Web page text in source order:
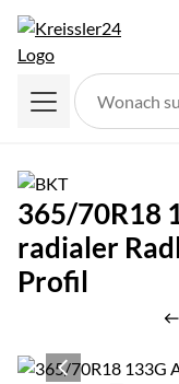
365/70R18
radialer
Profil